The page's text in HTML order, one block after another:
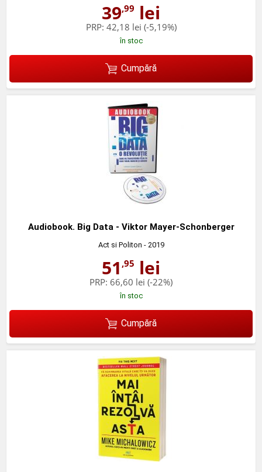
39,99 lei
PRP: 42,18 lei (-5,19%)
în stoc
Cumpără
Audiobook. Big Data - Viktor Mayer-Schonberger
Act si Politon - 2019
51 ,95 lei
PRP: 66,60 lei (-22%)
în stoc
Cumpără